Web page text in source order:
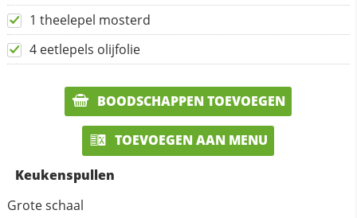
1 theelepel mosterd
4 eetlepels olijfolie
BOODSCHAPPEN TOEVOEGEN
TOEVOEGEN AAN MENU
Keukenspullen
Grote schaal